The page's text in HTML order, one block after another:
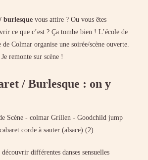
burlesque vous attire ? Ou vous êtes
ce que c’est ? Ça tombe bien ! L’école de
de Colmar organise une soirée/scène ouverte.
remonte sur scène !
/ Burlesque : on y
découvrir différentes danses sensuelles